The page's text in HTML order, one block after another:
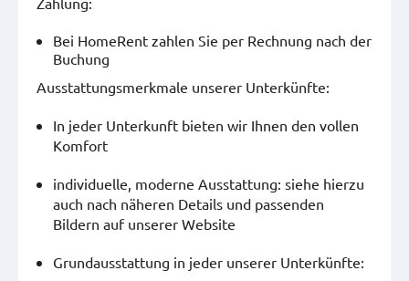
Bei HomeRent zahlen Sie per Rechnung nach der
Buchung
Ausstattungsmerkmale unserer Unterkünfte:
In jeder Unterkunft bieten wir Ihnen den vollen
Komfort
individuelle, moderne Ausstattung: siehe hierzu
auch nach näheren Details und passenden
Bildern auf unserer Website
Grundausstattung in jeder unserer Unterkünfte: